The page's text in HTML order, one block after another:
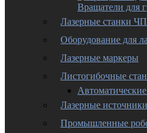
Вращатели для
Лазерные станки
Оборудование для
Лазерные маркеры
Листогибочные
Лазерные
Промышленные